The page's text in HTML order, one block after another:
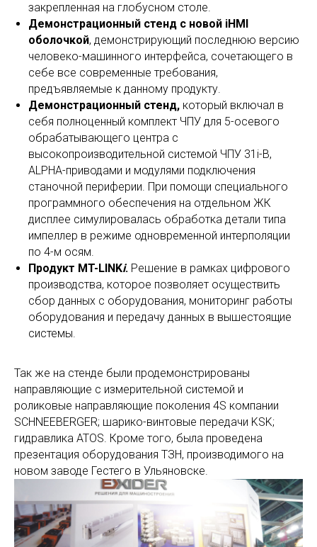
закрепленная на глобусном столе.
Демонстрационный стенд с новой iHMI
оболочкой, демонстрирующий последнюю версию
человеко-машинного интерфейса, сочетающего в
себе все современные требования,
предъявляемые к данному продукту.
Демонстрационный стенд, который включал в
себя полноценный комплект ЧПУ для 5-осевого
обрабатывающего центра с
высокопроизводительной системой ЧПУ 31i-B,
ALPHA-приводами и модулями подключения
станочной периферии. При помощи специального
программного обеспечения на отдельном ЖК
дисплее симулировалась обработка детали типа
импеллер в режиме одновременной интерполяции
по 4-м осям.
Продукт MT-LINKi. Решение в рамках цифрового
производства, которое позволяет осуществить
сбор данных с оборудования, мониторинг работы
оборудования и передачу данных в вышестоящие
системы.
Так же на стенде были продемонстрированы
направляющие с измерительной системой и
роликовые направляющие поколения 4S компании
SCHNEEBERGER; шарико-винтовые передачи KSK;
гидравлика ATOS. Кроме того, была проведена
презентация оборудования ТЗН, производимого на
новом заводе Гестего в Ульяновске.